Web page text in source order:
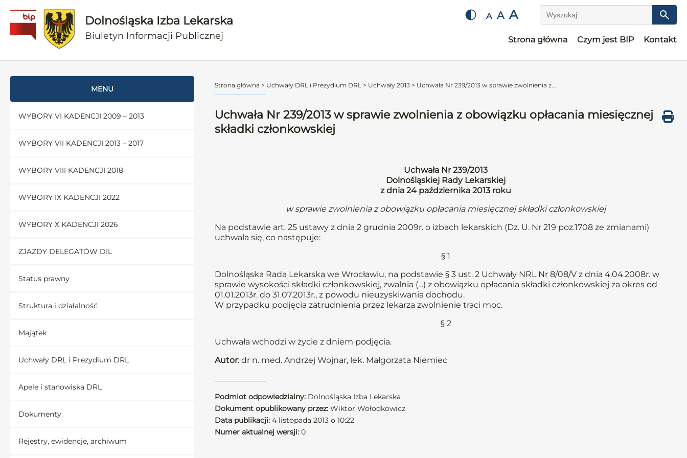
Dolnośląska Izba Lekarska
Biuletyn Informacji Publicznej
A A A Wyszukaj
Strona główna Czym jest BIP Kontakt
MENU
WYBORY VI KADENCJI 2009 – 2013
WYBORY VII KADENCJI 2013 – 2017
WYBORY VIII KADENCJI 2018
WYBORY IX KADENCJI 2022
WYBORY X KADENCJI 2026
ZJAZDY DELEGATÓW DIL
Status prawny
Struktura i działalność
Majątek
Uchwały DRL i Prezydium DRL
Apele i stanowiska DRL
Dokumenty
Rejestry, ewidencje, archiwum
Strona główna > Uchwały DRL i Prezydium DRL > Uchwały 2013 > Uchwała Nr 239/2013 w sprawie zwolnienia z...
Uchwała Nr 239/2013 w sprawie zwolnienia z obowiązku opłacania miesięcznej
składki członkowskiej
Uchwała Nr 239/2013
Dolnośląskiej Rady Lekarskiej
z dnia 24 października 2013 roku
w sprawie zwolnienia z obowiązku opłacania miesięcznej składki członkowskiej
Na podstawie art. 25 ustawy z dnia 2 grudnia 2009r. o izbach lekarskich (Dz. U. Nr 219 poz.1708 ze zmianami)
uchwala się, co następuje:
§ 1
Dolnośląska Rada Lekarska we Wrocławiu, na podstawie § 3 ust. 2 Uchwały NRL Nr 8/08/V z dnia 4.04.2008r. w
sprawie wysokości składki członkowskiej, zwalnia (…) z obowiązku opłacania składki członkowskiej za okres od
01.01.2013r. do 31.07.2013r., z powodu nieuzyskiwania dochodu.
W przypadku podjęcia zatrudnienia przez lekarza zwolnienie traci moc.
§ 2
Uchwała wchodzi w życie z dniem podjęcia.
Autor: dr n. med. Andrzej Wojnar, lek. Małgorzata Niemiec
Podmiot odpowiedzialny: Dolnośląska Izba Lekarska
Dokument opublikowany przez: Wiktor Wołodkowicz
Data publikacji: 4 listopada 2013 o 10:22
Numer aktualnej wersji: 0